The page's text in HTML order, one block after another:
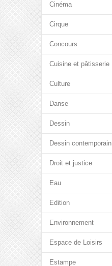
Cinéma
Cirque
Concours
Cuisine et pâtisserie
Culture
Danse
Dessin
Dessin contemporain
Droit et justice
Eau
Edition
Environnement
Espace de Loisirs
Estampe